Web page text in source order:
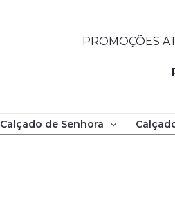
PROMOÇÕES
Calçado de Senhora